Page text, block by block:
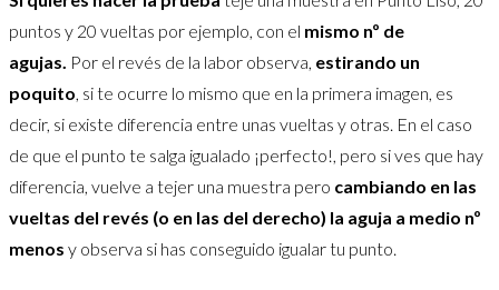
puntos y 20 vueltas por ejemplo, con el mismo nº de
agujas. Por el revés de la labor observa, estirando un
poquito, si te ocurre lo mismo que en la primera imagen, es
decir, si existe diferencia entre unas vueltas y otras. En el caso
de que el punto te salga igualado ¡perfecto!, pero si ves que hay
diferencia, vuelve a tejer una muestra pero cambiando en las
vueltas del revés (o en las del derecho) la aguja a medio nº
menos y observa si has conseguido igualar tu punto.